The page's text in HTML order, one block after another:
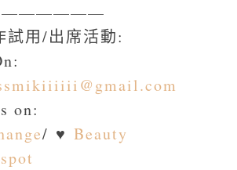
試用/出席活動:
on:
/ ♥ Beauty